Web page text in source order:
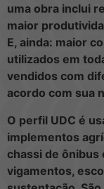
uma obra inclui
maior
E, ainda: maior
utilizados em
vendidos com
acordo com sua
O perfil UDC é
implementos
chassi de ônibus
vigamentos,